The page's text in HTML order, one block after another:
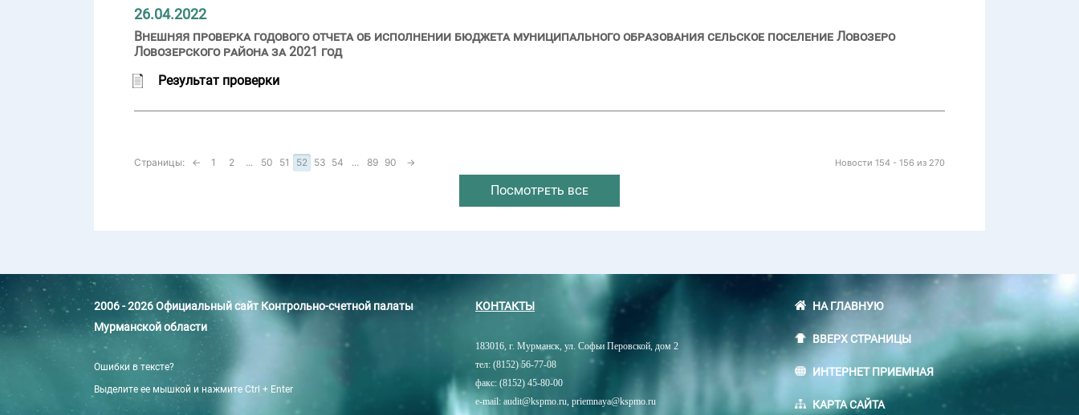
26.04.2022
Внешняя проверка годового отчета об исполнении бюджета муниципального образования сельское поселение Ловозеро
Ловозерского района за 2021 год
Результат проверки
Новости 154 - 156 из 270
Страницы: ← 1 2 ... 50 51 52 53 54 ... 89 90 →
Посмотреть все
2006 - 2026 Официальный сайт Контрольно-счетной палаты
Мурманской области
Ошибки в тексте?
Выделите ее мышкой и нажмите Ctrl + Enter
КОНТАКТЫ
183016, г. Мурманск, ул. Софьи Перовской, дом 2
тел: (8152) 56-77-08
факс: (8152) 45-80-00
e-mail: audit@kspmo.ru, priemnaya@kspmo.ru
НА ГЛАВНУЮ
ВВЕРХ СТРАНИЦЫ
ИНТЕРНЕТ ПРИЕМНАЯ
КАРТА САЙТА